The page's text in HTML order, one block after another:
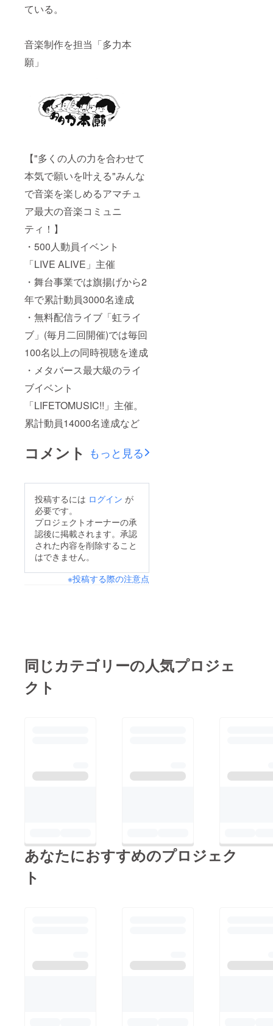
ている。
音楽制作を担当「多力本
願」
【"多くの人の力を合わせて
本気で願いを叶える"みんな
で音楽を楽しめるアマチュ
ア最大の音楽コミュニ
ティ！】
・500人動員イベント
「LIVE ALIVE」主催
・舞台事業では旗揚げから2
年で累計動員3000名達成
・無料配信ライブ「虹ライ
ブ」(毎月二回開催)では毎回
100名以上の同時視聴を達成
・メタバース最大級のライ
ブイベント
「LIFETOMUSIC!!」主催。
累計動員14000名達成など
コメント もっと見る
投稿するには ログイン が
必要です。
プロジェクトオーナーの承
認後に掲載されます。承認
された内容を削除すること
はできません。
※投稿する際の注意点
同じカテゴリーの人気プロジェ
クト
あなたにおすすめのプロジェク
ト